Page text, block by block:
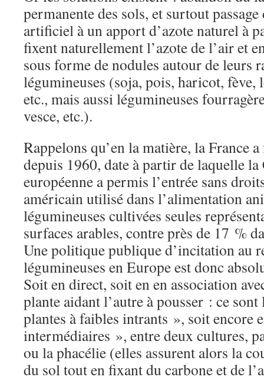
permanente des sols, et surtout
artificiel à un apport d’azote naturel à
fixent naturellement l’azote de l’air et
sous forme de nodules autour de leurs
légumineuses (soja, pois, haricot,
etc., mais aussi légumineuses
vesce, etc.).
Rappelons qu’en la matière, la France
depuis 1960, date à partir de laquelle
européenne a permis l’entrée sans
américain utilisé dans l’alimentation
légumineuses cultivées seules
surfaces arables, contre près de 17 %
Une politique publique d’incitation au
légumineuses en Europe est donc
Soit en direct, soit en en association
plante aidant l’autre à pousser : ce
plantes à faibles intrants », soit encore
intermédiaires », entre deux cultures,
ou la phacélie (elles assurent alors la
du sol tout en fixant du carbone et de